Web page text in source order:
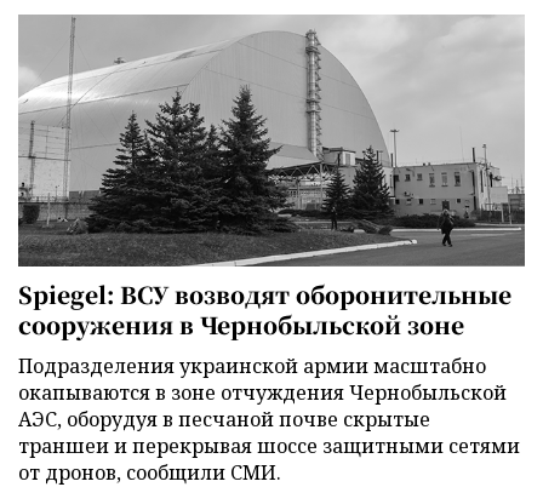
Spiegel: ВСУ возводят оборонительные
сооружения в Чернобыльской зоне
Подразделения украинской армии масштабно
окапываются в зоне отчуждения Чернобыльской
АЭС, оборудуя в песчаной почве скрытые
траншеи и перекрывая шоссе защитными сетями
от дронов, сообщили СМИ.